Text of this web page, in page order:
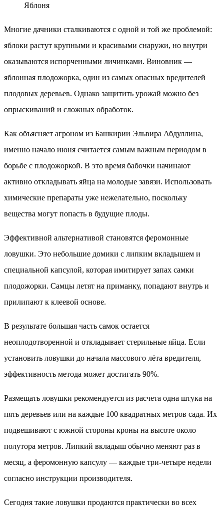
Яблоня
Многие дачники сталкиваются с одной и той же проблемой:
яблоки растут крупными и красивыми снаружи, но внутри
оказываются испорченными личинками. Виновник —
яблонная плодожорка, один из самых опасных вредителей
плодовых деревьев. Однако защитить урожай можно без
опрыскиваний и сложных обработок.
Как объясняет агроном из Башкирии Эльвира Абдуллина,
именно начало июня считается самым важным периодом в
борьбе с плодожоркой. В это время бабочки начинают
активно откладывать яйца на молодые завязи. Использовать
химические препараты уже нежелательно, поскольку
вещества могут попасть в будущие плоды.
Эффективной альтернативой становятся феромонные
ловушки. Это небольшие домики с липким вкладышем и
специальной капсулой, которая имитирует запах самки
плодожорки. Самцы летят на приманку, попадают внутрь и
прилипают к клеевой основе.
В результате большая часть самок остается
неоплодотворенной и откладывает стерильные яйца. Если
установить ловушки до начала массового лёта вредителя,
эффективность метода может достигать 90%.
Размещать ловушки рекомендуется из расчета одна штука на
пять деревьев или на каждые 100 квадратных метров сада. Их
подвешивают с южной стороны кроны на высоте около
полутора метров. Липкий вкладыш обычно меняют раз в
месяц, а феромонную капсулу — каждые три-четыре недели
согласно инструкции производителя.
Сегодня такие ловушки продаются практически во всех